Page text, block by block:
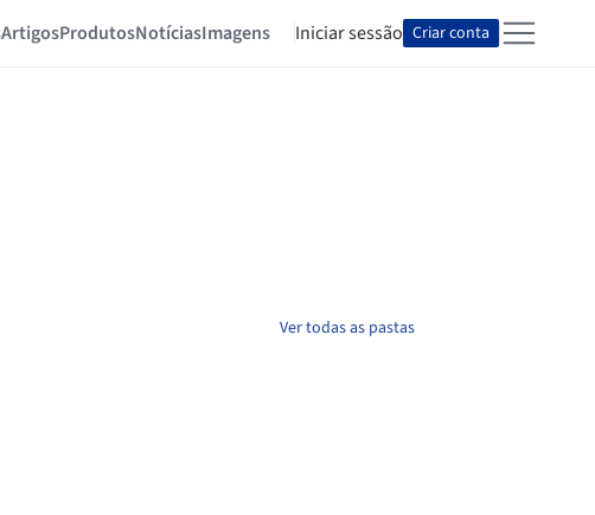
ArtigosProdutosNotíciasImagens Iniciar sessão Criar conta
Ver todas as pastas